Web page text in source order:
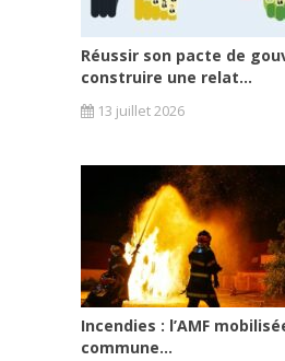
Réussir son pacte de
construire une relat...
13 juillet 2026
Incendies : l’AMF
commune...